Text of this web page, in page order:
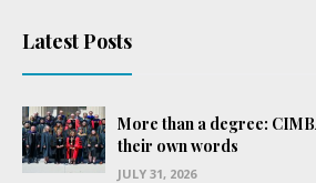
Latest Posts
More than a degree:
their own words
JULY 31, 2026